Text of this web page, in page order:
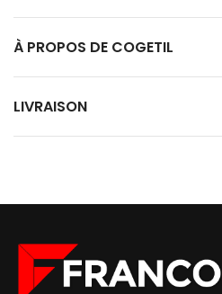
À PROPOS DE COGETIL
LIVRAISON